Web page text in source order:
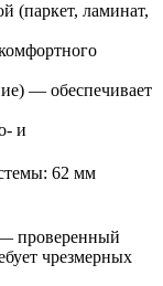
(паркет, ламинат,
— обеспечивает
и
62 мм
проверенный
чрезмерных